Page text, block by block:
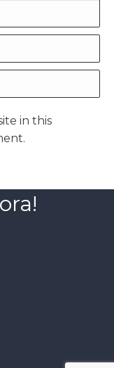
in this